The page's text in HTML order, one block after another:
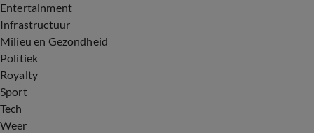
Entertainment
Infrastructuur
Milieu en Gezondheid
Politiek
Royalty
Sport
Tech
Weer